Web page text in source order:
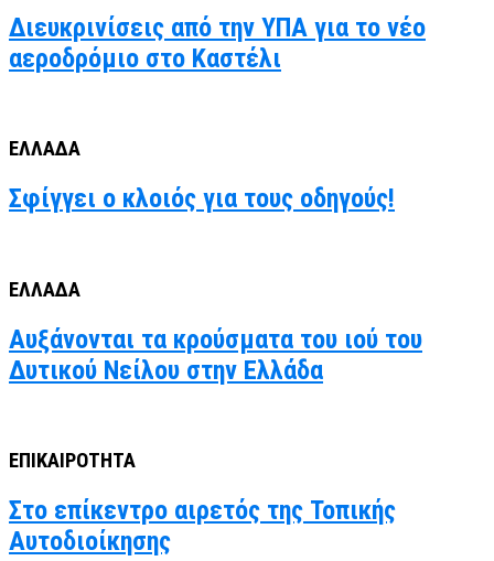
Διευκρινίσεις από την ΥΠΑ για το νέο
αεροδρόμιο στο Καστέλι
ΕΛΛΑΔΑ
Σφίγγει ο κλοιός για τους οδηγούς!
ΕΛΛΑΔΑ
Αυξάνονται τα κρούσματα του ιού του
Δυτικού Νείλου στην Ελλάδα
ΕΠΙΚΑΙΡΟΤΗΤΑ
Στο επίκεντρο αιρετός της Τοπικής
Αυτοδιοίκησης